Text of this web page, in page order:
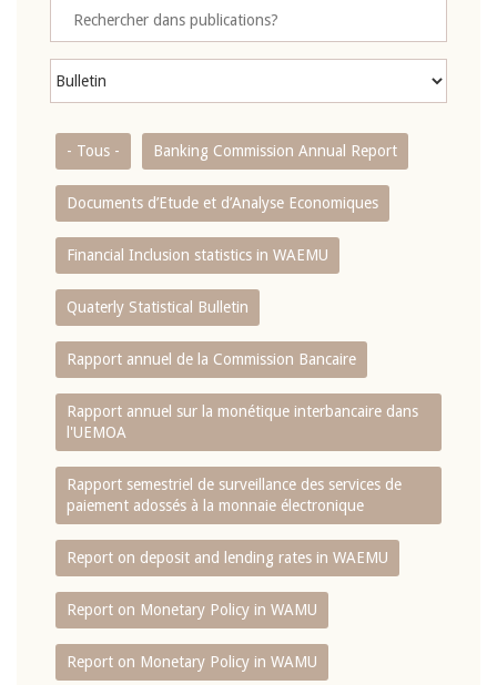
- Tous - Banking Commission Annual Report
Documents d’Etude et d’Analyse Economiques
Financial Inclusion statistics in WAEMU
Quaterly Statistical Bulletin
Rapport annuel de la Commission Bancaire
Rapport annuel sur la monétique interbancaire dans
l'UEMOA
Rapport semestriel de surveillance des services de
paiement adossés à la monnaie électronique
Report on deposit and lending rates in WAEMU
Report on Monetary Policy in WAMU
Report on Monetary Policy in WAMU